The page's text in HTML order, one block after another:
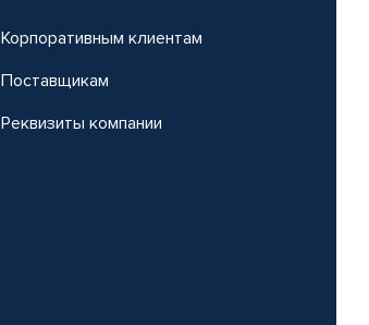
Корпоративным клиентам
Поставщикам
Реквизиты компании